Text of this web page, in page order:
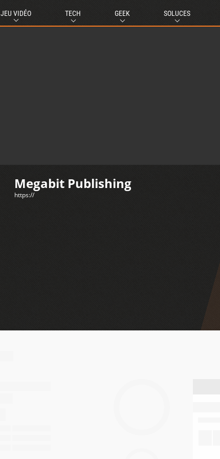
JEU VIDÉO TECH GEEK SOLUCES
Megabit Publishing
https://